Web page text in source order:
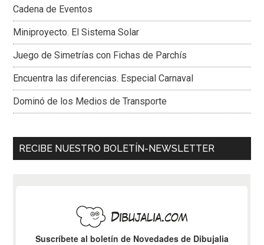
Cadena de Eventos
Miniproyecto. El Sistema Solar
Juego de Simetrías con Fichas de Parchís
Encuentra las diferencias. Especial Carnaval
Dominó de los Medios de Transporte
RECIBE NUESTRO BOLETÍN-NEWSLETTER